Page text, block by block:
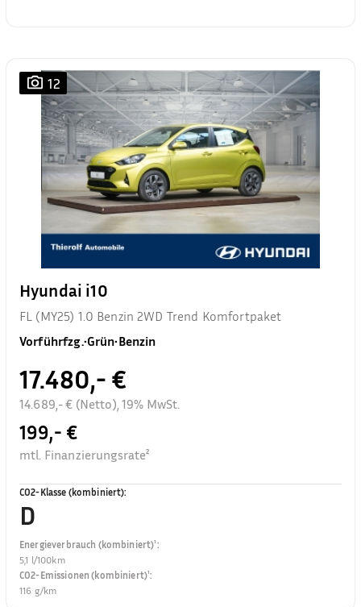
12
Hyundai i10
FL (MY25) 1.0 Benzin 2WD Trend Komfortpaket
Vorführfzg.•Grün•Benzin
17.480,- €
14.689,- € (Netto), 19% MwSt.
199,- €
mtl. Finanzierungsrate²
CO2-Klasse (kombiniert):
D
Energieverbrauch (kombiniert)¹:
5,1 l/100km
CO2-Emissionen (kombiniert)¹:
116 g/km